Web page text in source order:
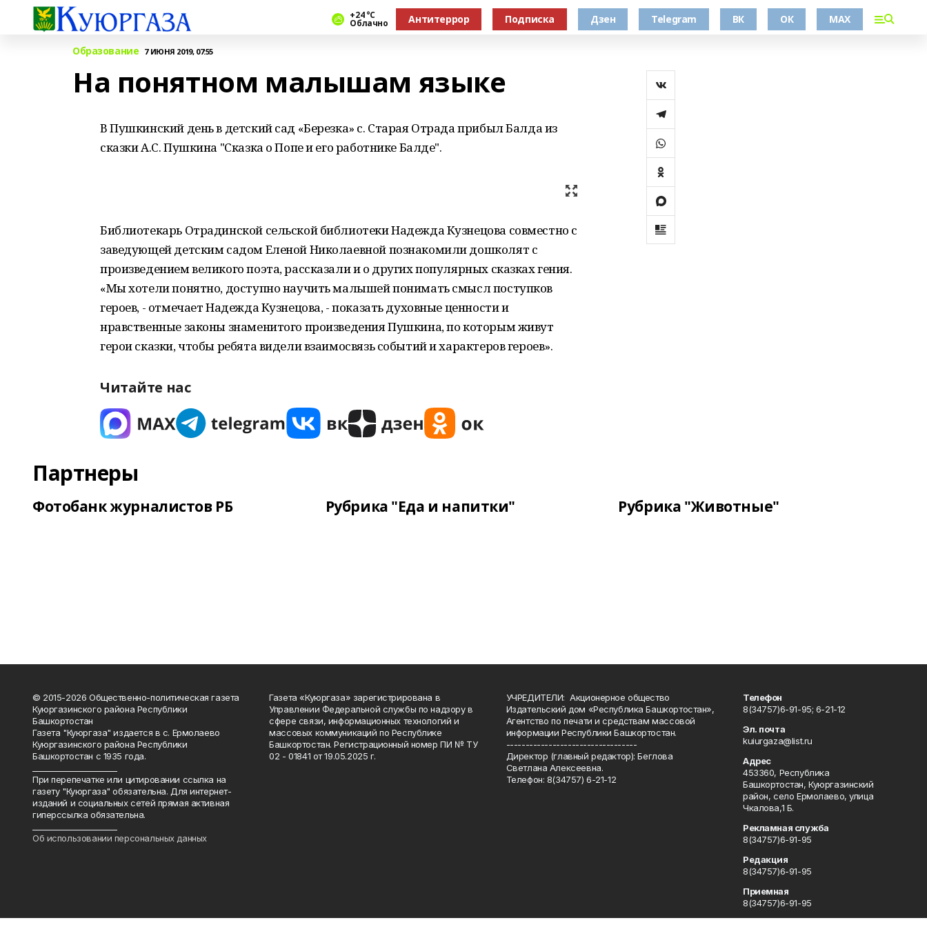
+24 °С
Облачно Антитеррор Подписка Дзен Telegram ВК ОК MAX
Образование 7 ИЮНЯ 2019, 07:55
На понятном малышам языке
В Пушкинский день в детский сад «Березка» с. Старая Отрада прибыл Балда из
сказки А.С. Пушкина "Сказка о Попе и его работнике Балде".
Библиотекарь Отрадинской сельской библиотеки Надежда Кузнецова совместно с
заведующей детским садом Еленой Николаевной познакомили дошколят с
произведением великого поэта, рассказали и о других популярных сказках гения.
«Мы хотели понятно, доступно научить малышей понимать смысл поступков
героев, - отмечает Надежда Кузнецова, - показать духовные ценности и
нравственные законы знаменитого произведения Пушкина, по которым живут
герои сказки, чтобы ребята видели взаимосвязь событий и характеров героев».
Читайте нас
Партнеры
Фотобанк журналистов РБ Рубрика "Еда и напитки" Рубрика "Животные"
© 2015-2026 Общественно-политическая газета
Куюргазинского района Республики
Башкортостан
Газета "Куюргаза" издается в с. Ермолаево
Куюргазинского района Республики
Башкортостан с 1935 года.
При перепечатке или цитировании ссылка на
газету "Куюргаза" обязательна. Для интернет-
изданий и социальных сетей прямая активная
гиперссылка обязательна.
Об использовании персональных данных
Газета «Куюргаза» зарегистрирована в
Управлении Федеральной службы по надзору в
сфере связи, информационных технологий и
массовых коммуникаций по Республике
Башкортостан. Регистрационный номер ПИ № ТУ
02 - 01841 от 19.05.2025 г.
УЧРЕДИТЕЛИ: Акционерное общество
Издательский дом «Республика Башкортостан»,
Агентство по печати и средствам массовой
информации Республики Башкортостан.
----------------------------------
Директор (главный редактор): Беглова
Светлана Алексеевна.
Телефон: 8(34757) 6-21-12
Телефон
8(34757)6-91-95; 6-21-12
Эл. почта
kuiurgaza@list.ru
Адрес
453360, Республика
Башкортостан, Куюргазинский
район, село Ермолаево, улица
Чкалова,1 Б.
Рекламная служба
8(34757)6-91-95
Редакция
8(34757)6-91-95
Приемная
8(34757)6-91-95